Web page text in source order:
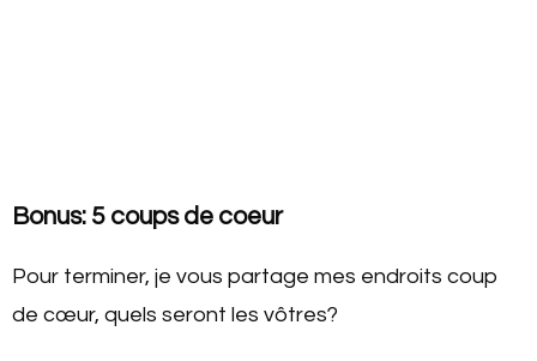
Bonus: 5 coups de coeur
Pour terminer, je vous partage mes endroits coup
de cœur, quels seront les vôtres?